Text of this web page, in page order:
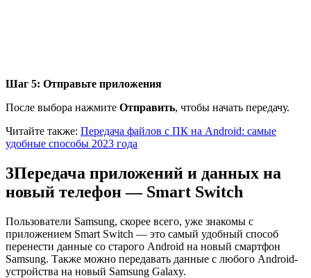
Шаг 5: Отправьте приложения
После выбора нажмите Отправить, чтобы начать передачу.
Читайте также: Передача файлов с ПК на Android: самые
удобные способы 2023 года
3Передача приложений и данных на
новый телефон — Smart Switch
Пользователи Samsung, скорее всего, уже знакомы с
приложением Smart Switch — это самый удобный способ
перенести данные со старого Android на новый смартфон
Samsung. Также можно передавать данные с любого Android-
устройства на новый Samsung Galaxy.